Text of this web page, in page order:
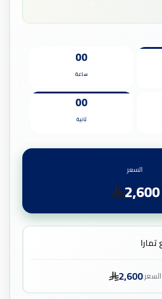
00
ساعة
00
ثانية
السعر
2,600
السعر:2,600